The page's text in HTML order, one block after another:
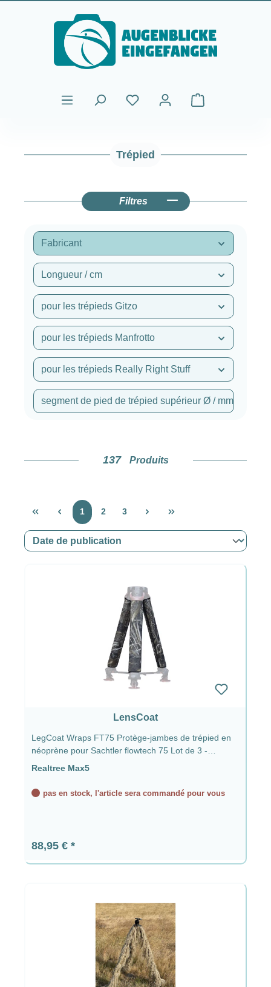
Passer au contenu principal
Le panier
Trépied
Filtres
Fabricant
Longueur / cm
pour les trépieds Gitzo
pour les trépieds Manfrotto
pour les trépieds Really Right Stuff
segment de pied de trépied supérieur Ø / mm
137 Produits
Page
1 Page
2 Page
3
LensCoat
LegCoat Wraps FT75 Protège-jambes de trépied en
néoprène pour Sachtler flowtech 75 Lot de 3 -
Realtree Max5
Realtree Max5
pas en stock, l'article sera commandé pour vous
Prix régulier :
88,95 €